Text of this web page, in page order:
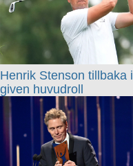
Henrik Stenson tillbaka i
given huvudroll